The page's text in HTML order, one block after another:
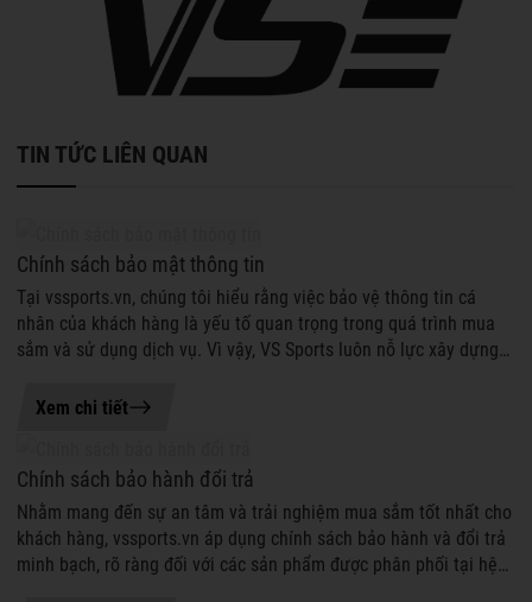
TIN TỨC LIÊN QUAN
15-05-2026 16:23
Chính sách bảo mật thông tin
Tại vssports.vn, chúng tôi hiểu rằng việc bảo vệ thông tin cá
nhân của khách hàng là yếu tố quan trọng trong quá trình mua
sắm và sử dụng dịch vụ. Vì vậy, VS Sports luôn nỗ lực xây dựng
Xem chi tiết
Chính sách bảo hành đổi trả
Nhằm mang đến sự an tâm và trải nghiệm mua sắm tốt nhất cho
khách hàng, vssports.vn áp dụng chính sách bảo hành và đổi trả
minh bạch, rõ ràng đối với các sản phẩm được phân phối tại hệ